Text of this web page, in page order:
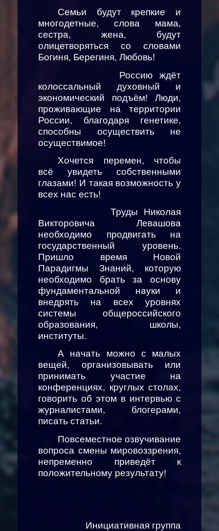
Семьи будут крепкие и
многодетные, слова мама,
сестра, жена, будут
олицетворяться со словами
Богиня, Берегиня, Любовь!
Россию ждёт
колоссальный духовный и
экономический подъём! Люди,
проживающие на территории
России, благодаря генетике,
способны осуществить не
осуществимое!
Хочется перемен, чтобы
всё увидеть собственными
глазами! И такая возможность у
всех нас есть!
Труды Николая
Викторовича Левашова
необходимо продвигать на
государственный уровень.
Пришло время Новой
Парадигмы Знаний, которую
необходимо брать за основу
фундаментальной науки и
внедрять на всех уровнях
системы общероссийского
образования, школы,
институты.
А начать можно с малых
вещей, организовывать или
принимать участие на
конференциях, круглых столах,
говорить об этом в интервью с
журналистами, блогерами,
писать статьи.
Повсеместное озвучивание
вопроса смены мировоззрения,
непременно приведёт к
положительному результату!
Инициативная группа